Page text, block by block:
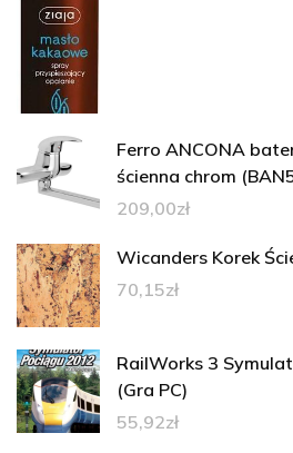
Ferro ANCONA
ścienna chrom
209,00zł
Wicanders Korek
70,15zł
RailWorks 3
(Gra PC)
55,92zł